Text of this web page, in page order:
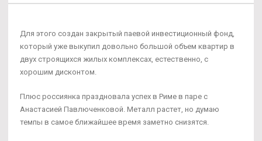
Для этого создан закрытый паевой инвестиционный фонд,
который уже выкупил довольно большой объем квартир в
двух строящихся жилых комплексах, естественно, с
хорошим дисконтом.
Плюс россиянка праздновала успех в Риме в паре с
Анастасией Павлюченковой. Металл растет, но думаю
темпы в самое ближайшее время заметно снизятся.